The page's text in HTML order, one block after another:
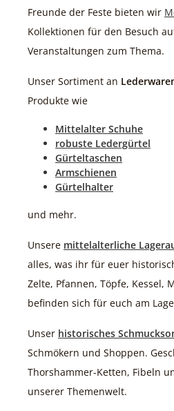
Freunde der Feste bieten wir
Kollektionen für den Besuch
Veranstaltungen zum Thema.
Unser Sortiment an
Produkte wie
Mittelalter Schuhe
robuste Ledergürtel
Gürteltaschen
Armschienen
Gürtelhalter
und mehr.
Unsere mittelalterliche
alles, was ihr für euer
Zelte, Pfannen, Töpfe, Kessel,
befinden sich für euch am
Unser historisches
Schmökern und Shoppen.
Thorshammer-Ketten, Fibeln
unserer Themenwelt.